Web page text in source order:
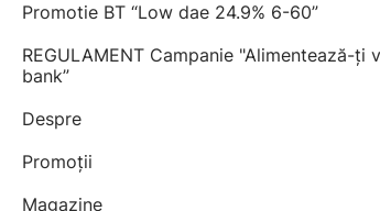
Promotie BT “Low dae 24.9% 6-60”
REGULAMENT Campanie "Alimentează-ți
bank”
Despre
Promoții
Magazine